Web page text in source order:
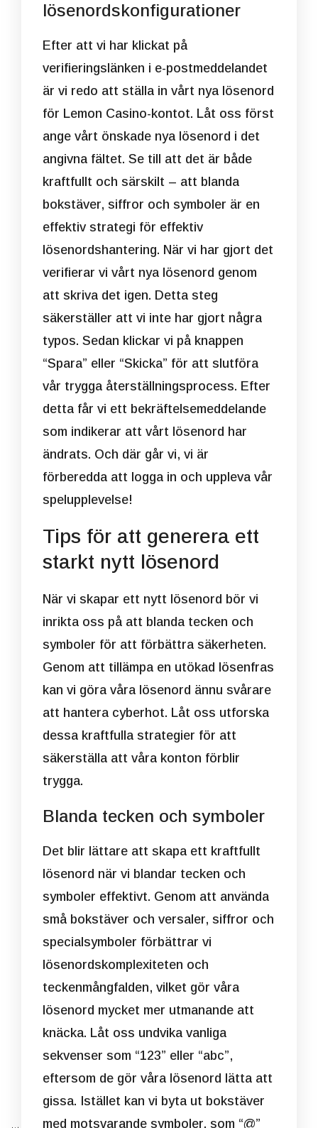
lösenordskonfigurationer
Efter att vi har klickat på
verifieringslänken i e-postmeddelandet
är vi redo att ställa in vårt nya lösenord
för Lemon Casino-kontot. Låt oss först
ange vårt önskade nya lösenord i det
angivna fältet. Se till att det är både
kraftfullt och särskilt – att blanda
bokstäver, siffror och symboler är en
effektiv strategi för effektiv
lösenordshantering. När vi har gjort det
verifierar vi vårt nya lösenord genom
att skriva det igen. Detta steg
säkerställer att vi inte har gjort några
typos. Sedan klickar vi på knappen
“Spara” eller “Skicka” för att slutföra
vår trygga återställningsprocess. Efter
detta får vi ett bekräftelsemeddelande
som indikerar att vårt lösenord har
ändrats. Och där går vi, vi är
förberedda att logga in och uppleva vår
spelupplevelse!
Tips för att generera ett
starkt nytt lösenord
När vi skapar ett nytt lösenord bör vi
inrikta oss på att blanda tecken och
symboler för att förbättra säkerheten.
Genom att tillämpa en utökad lösenfras
kan vi göra våra lösenord ännu svårare
att hantera cyberhot. Låt oss utforska
dessa kraftfulla strategier för att
säkerställa att våra konton förblir
trygga.
Blanda tecken och symboler
Det blir lättare att skapa ett kraftfullt
lösenord när vi blandar tecken och
symboler effektivt. Genom att använda
små bokstäver och versaler, siffror och
specialsymboler förbättrar vi
lösenordskomplexiteten och
teckenmångfalden, vilket gör våra
lösenord mycket mer utmanande att
knäcka. Låt oss undvika vanliga
sekvenser som “123” eller “abc”,
eftersom de gör våra lösenord lätta att
gissa. Istället kan vi byta ut bokstäver
med motsvarande symboler, som “@”